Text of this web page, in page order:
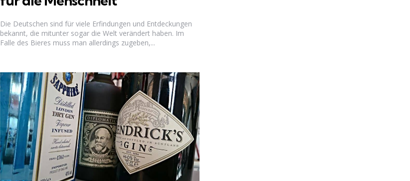
Die Deutschen sind für viele Erfindungen und Entdeckungen
bekannt, die mitunter sogar die Welt verändert haben. Im
Falle des Bieres muss man allerdings zugeben,...